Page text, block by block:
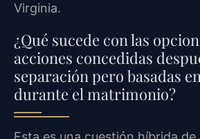
Virginia.
¿Qué sucede con las
acciones concedidas
separación pero basadas
durante el matrimonio?